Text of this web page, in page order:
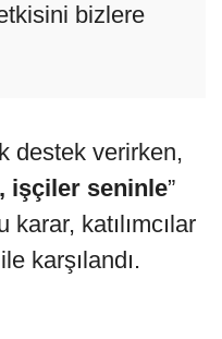
bizlere
destek verirken,
işçiler seninle”
karar, katılımcılar
karşılandı.